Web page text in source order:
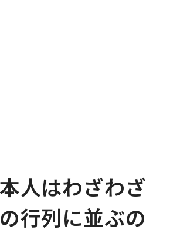
人はわざわざ
行列に並ぶの